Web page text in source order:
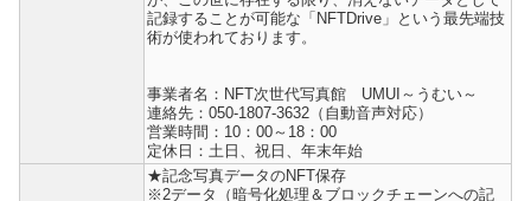
記録することが可能な「NFTDrive」という最先端技
術が使われております。
事業者名：NFT次世代写真館 UMUI～うむい～
連絡先：050-1807-3632（自動音声対応）
営業時間：10：00～18：00
定休日：土日、祝日、年末年始
★記念写真データのNFT保存
※2データ（暗号化処理＆ブロックチェーンへの記